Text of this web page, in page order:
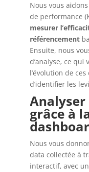
Nous vous
de performance
mesurer
référencement
Ensuite, nous
d’analyse, ce qui
l’évolution de
d’identifier les
Analyser
grâce à
Nous vous
data collectée à
interactif, avec